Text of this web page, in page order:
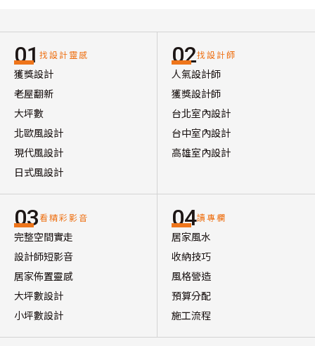
01 找設計靈感
獲獎設計
老屋翻新
大坪數
北歐風設計
現代風設計
日式風設計
02找設計師
人氣設計師
獲獎設計師
台北室內設計
台中室內設計
高雄室內設計
03看精彩影音
完整空間實走
設計師短影音
居家佈置靈感
大坪數設計
小坪數設計
04讀專欄
居家風水
收納技巧
風格營造
預算分配
施工流程